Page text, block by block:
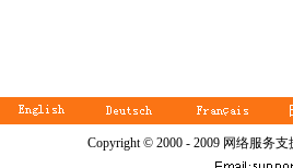
Copyright © 2000 - 2009 网络服务